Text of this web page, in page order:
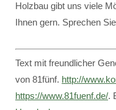
Holzbau gibt uns viele
Ihnen gern. Sprechen
Text mit freundlicher
von 81fünf. http://
https://www.81fuenf.de/.